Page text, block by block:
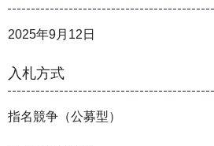
2025年9月12日
入札方式
指名競争（公募型）